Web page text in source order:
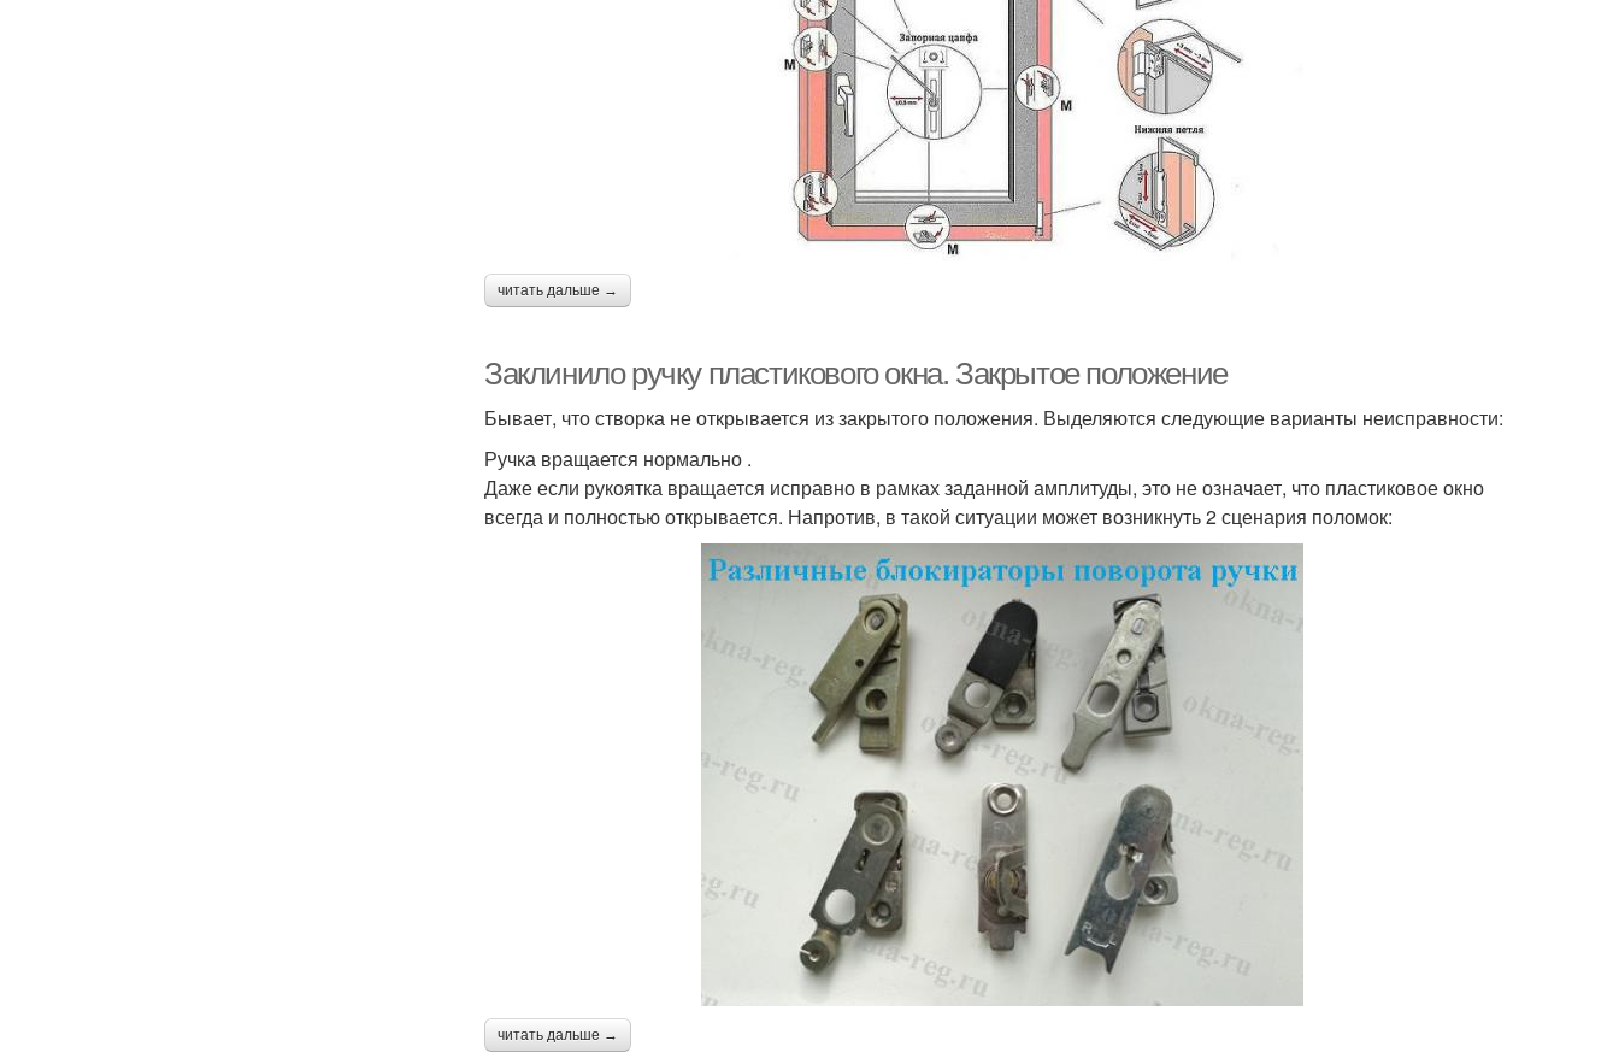
читать дальше →
Заклинило ручку пластикового окна. Закрытое положение
Бывает, что створка не открывается из закрытого положения. Выделяются следующие варианты неисправности:
Ручка вращается нормально .
Даже если рукоятка вращается исправно в рамках заданной амплитуды, это не означает, что пластиковое окно
всегда и полностью открывается. Напротив, в такой ситуации может возникнуть 2 сценария поломок:
читать дальше →